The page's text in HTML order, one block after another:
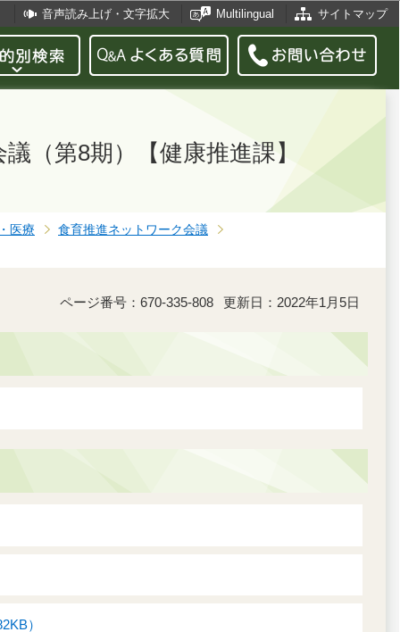
音声読み上げ・文字拡大 Multilingual サイトマップ
（第8期）【健康推進課】
医療 食育推進ネットワーク会議
ページ番号：670-335-808 更新日：2022年1月5日
）